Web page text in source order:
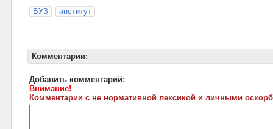
ВУЗ институт
Комментарии:
Добавить комментарий:
Внимание!
Комментарии с не нормативной лексикой и личными